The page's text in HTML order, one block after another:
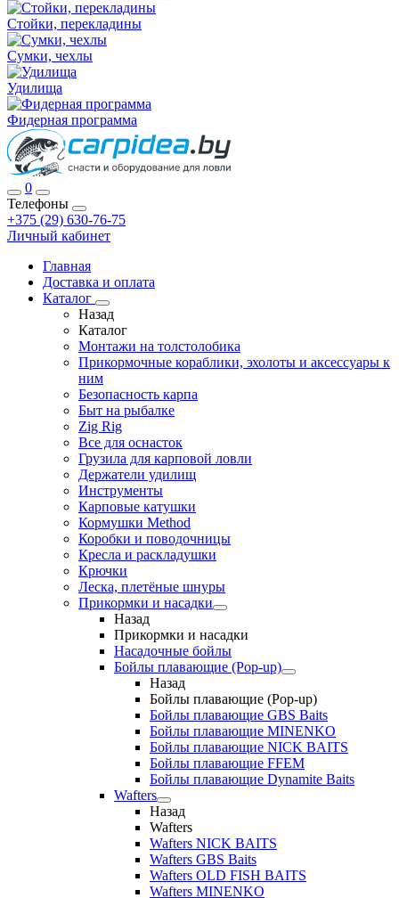
Стойки, перекладины
Сумки, чехлы
Удилища
Фидерная программа
0
Телефоны
+375 (29) 630-76-75
Личный кабинет
Главная
Доставка и оплата
Каталог
Назад
Каталог
Монтажи на толстолобика
Прикормочные кораблики, эхолоты и аксессуары к
ним
Безопасность карпа
Быт на рыбалке
Zig Rig
Все для оснасток
Грузила для карповой ловли
Держатели удилищ
Инструменты
Карповые катушки
Кормушки Method
Коробки и поводочницы
Кресла и раскладушки
Крючки
Леска, плетёные шнуры
Прикормки и насадки
Назад
Прикормки и насадки
Насадочные бойлы
Бойлы плавающие (Pop-up)
Назад
Бойлы плавающие (Pop-up)
Бойлы плавающие GBS Baits
Бойлы плавающие MINENKO
Бойлы плавающие NICK BAITS
Бойлы плавающие FFEM
Бойлы плавающие Dynamite Baits
Wafters
Назад
Wafters
Wafters NICK BAITS
Wafters GBS Baits
Wafters OLD FISH BAITS
Wafters MINENKO